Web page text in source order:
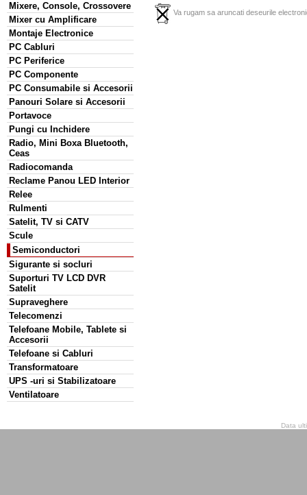
Mixere, Console, Crossovere
Mixer cu Amplificare
Montaje Electronice
PC Cabluri
PC Periferice
PC Componente
PC Consumabile si Accesorii
Panouri Solare si Accesorii
Portavoce
Pungi cu Inchidere
Radio, Mini Boxa Bluetooth,
Ceas
Radiocomanda
Reclame Panou LED Interior
Relee
Rulmenti
Satelit, TV si CATV
Scule
Semiconductori
Sigurante si socluri
Suporturi TV LCD DVR
Satelit
Supraveghere
Telecomenzi
Telefoane Mobile, Tablete si
Accesorii
Telefoane si Cabluri
Transformatoare
UPS -uri si Stabilizatoare
Ventilatoare
Va rugam sa aruncati deseurile
Data